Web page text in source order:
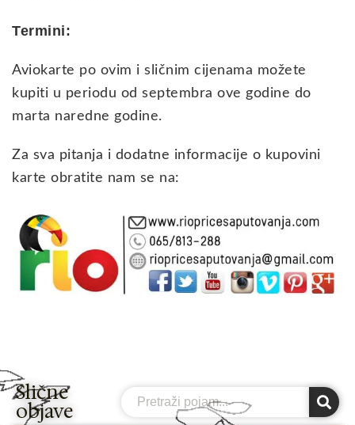
Termini:
Aviokarte po ovim i sličnim cijenama možete
kupiti u periodu od septembra ove godine do
marta naredne godine.
Za sva pitanja i dodatne informacije o kupovini
karte obratite nam se na:
Slične
objave